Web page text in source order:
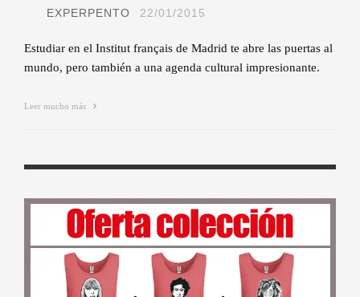
EXPERPENTO 22/01/2015
Estudiar en el Institut français de Madrid te abre las puertas al
mundo, pero también a una agenda cultural impresionante.
Leer mucho más